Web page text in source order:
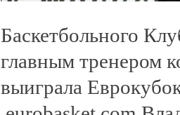
Баскетбольного
главным тренером
выиграла